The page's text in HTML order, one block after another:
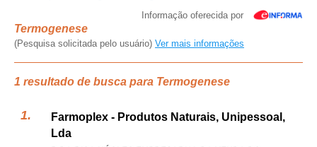
Informação oferecida por
Termogenese
(Pesquisa solicitada pelo usuário) Ver mais informações
1 resultado de busca para Termogenese
Farmoplex - Produtos Naturais, Unipessoal,
Lda